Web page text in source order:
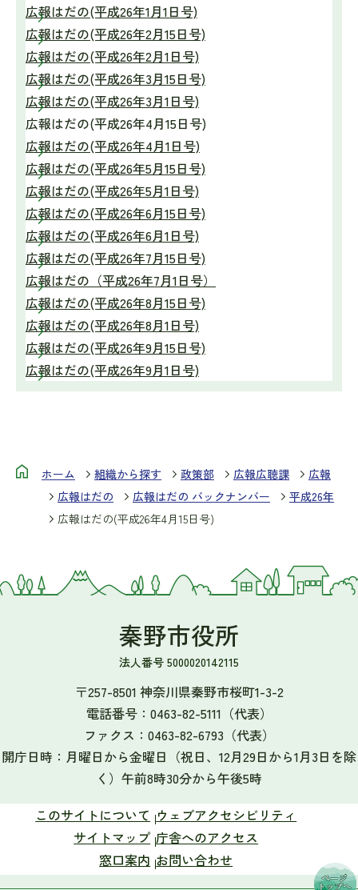
広報はだの(平成26年1月1日号)
広報はだの(平成26年2月15日号)
広報はだの(平成26年2月1日号)
広報はだの(平成26年3月15日号)
広報はだの(平成26年3月1日号)
広報はだの(平成26年4月15日号)
広報はだの(平成26年4月1日号)
広報はだの(平成26年5月15日号)
広報はだの(平成26年5月1日号)
広報はだの(平成26年6月15日号)
広報はだの(平成26年6月1日号)
広報はだの(平成26年7月15日号)
広報はだの（平成26年7月1日号）
広報はだの(平成26年8月15日号)
広報はだの(平成26年8月1日号)
広報はだの(平成26年9月15日号)
広報はだの(平成26年9月1日号)
ホーム 組織から探す 政策部 広報広聴課
広報
広報はだの
広報はだの バックナンバー
平成26年
広報はだの(平成26年4月15日号)
秦野市役所
法人番号 5000020142115
〒257-8501 神奈川県秦野市桜町1-3-2
電話番号： 0463-82-5111 （代表）
ファクス： 0463-82-6793 （代表）
開庁日時：月曜日から金曜日（祝日、12月29日から1月3日を除
く）午前8時30分から午後5時
このサイトについて ウェブアクセシビリティ
サイトマップ 庁舎へのアクセス
窓口案内 お問い合わせ